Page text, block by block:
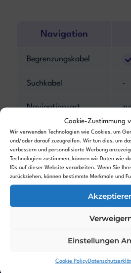
Cookie-Zustimmung
Wir verwenden Technologien wie Cookies, um
und/oder darauf zuzugreifen. Wir tun dies, um
verbessern und personalisierte Werbung
Technologien zustimmen, können wir Daten wie
IDs auf dieser Website verarbeiten. Wenn Sie
zurückziehen, können bestimmte Merkmale und
Einstellungen
Cookie Policy
Navigation
Begrenzungskabel
Suchkabel -
Navigationsart
Kantenmodus
Hinderniserkennung
Kamera -
Features